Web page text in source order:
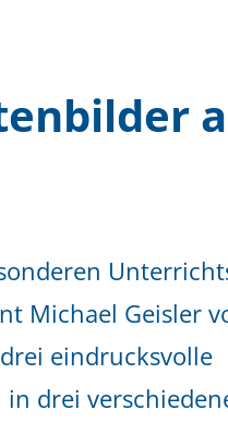
Michael Geisler
eindrucksvolle
drei